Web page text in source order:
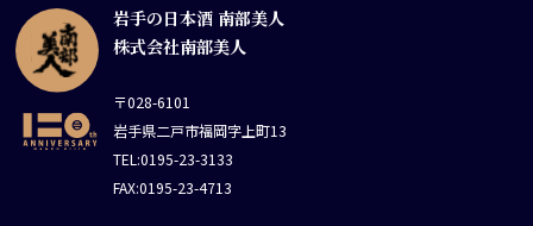
岩手の日本酒 南部美人
株式会社南部美人
〒028-6101
岩手県二戸市福岡字上町13
TEL:0195-23-3133
FAX:0195-23-4713